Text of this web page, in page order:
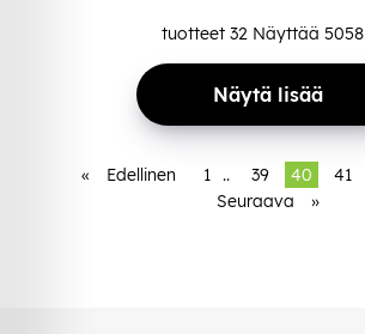
tuotteet 32 Näyttää 5058
Näytä lisää
« Edellinen 1 .. 39 40 41
Seuraava
»